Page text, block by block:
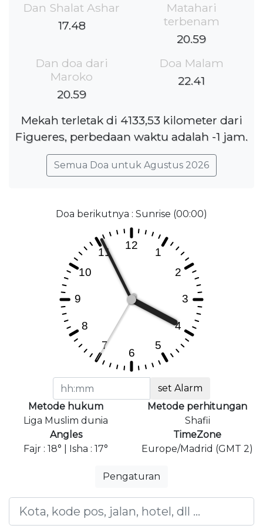
Dan Shalat Ashar
17.48
Matahari
terbenam
20.59
Dan doa dari
Maroko
20.59
Doa Malam
22.41
Mekah terletak di 4133,53 kilometer dari
Figueres, perbedaan waktu adalah -1 jam.
Semua Doa untuk Agustus 2026
Doa berikutnya : Sunrise (00:00)
set Alarm
Metode hukum
Liga Muslim dunia
Metode perhitungan
Shafii
Angles
Fajr : 18° | Isha : 17°
TimeZone
Europe/Madrid (GMT 2)
Pengaturan